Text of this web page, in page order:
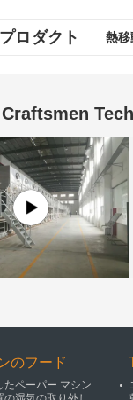
ロダクト 熱移
のフード
たペーパー マシン